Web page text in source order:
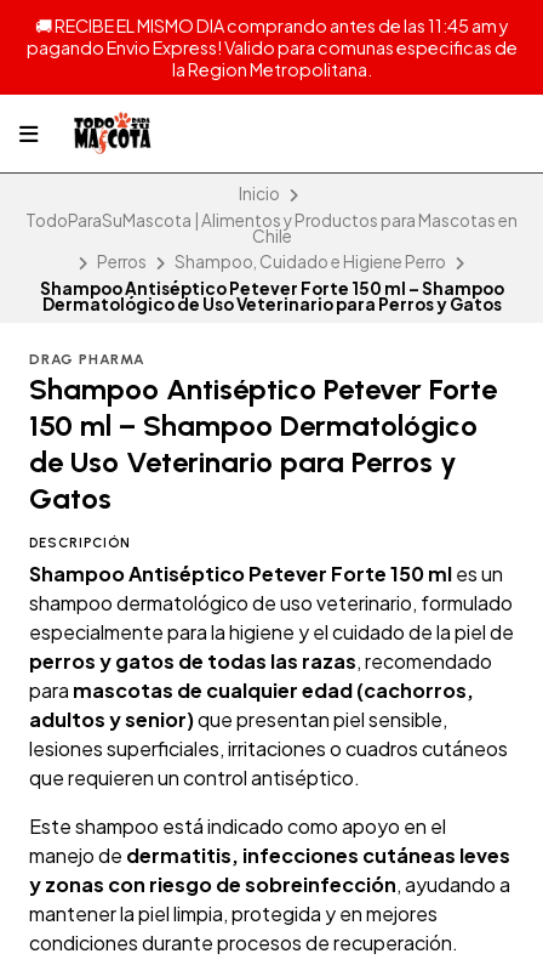
🚚 RECIBE EL MISMO DIA comprando antes de las 11:45 am y
pagando Envio Express! Valido para comunas especificas de
la Region Metropolitana.
Inicio
TodoParaSuMascota | Alimentos y Productos para Mascotas en
Chile
Perros
Shampoo, Cuidado e Higiene Perro
Shampoo Antiséptico Petever Forte 150 ml – Shampoo
Dermatológico de Uso Veterinario para Perros y Gatos
DRAG PHARMA
Shampoo Antiséptico Petever Forte
150 ml – Shampoo Dermatológico
de Uso Veterinario para Perros y
Gatos
DESCRIPCIÓN
Shampoo Antiséptico Petever Forte 150 mles un
shampoo dermatológico de uso veterinario, formulado
especialmente para la higiene y el cuidado de la piel de
perros y gatos de todas las razas, recomendado
para mascotas de cualquier edad (cachorros,
adultos y senior)que presentan piel sensible,
lesiones superficiales, irritaciones o cuadros cutáneos
que requieren un control antiséptico.
Este shampoo está indicado como apoyo en el
manejo de dermatitis, infecciones cutáneas leves
y zonas con riesgo de sobreinfección, ayudando a
mantener la piel limpia, protegida y en mejores
condiciones durante procesos de recuperación.